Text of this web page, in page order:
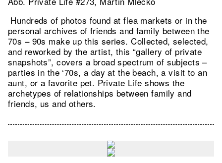
Hundreds of photos found at flea markets or in the
personal archives of friends and family between the
70s – 90s make up this series. Collected, selected,
and reworked by the artist, this “gallery of private
snapshots”, covers a broad spectrum of subjects –
parties in the ‘70s, a day at the beach, a visit to an
aunt, or a favorite pet. Private Life shows the
archetypes of relationships between family and
friends, us and others.